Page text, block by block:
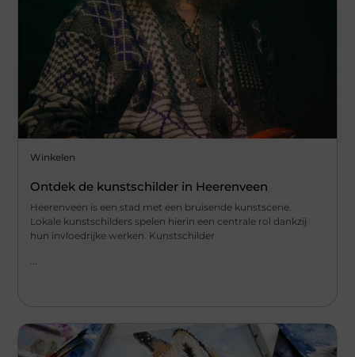
Winkelen
Ontdek de kunstschilder in Heerenveen
Heerenveen is een stad met een bruisende kunstscene.
Lokale kunstschilders spelen hierin een centrale rol dankzij
hun invloedrijke werken. Kunstschilder
...